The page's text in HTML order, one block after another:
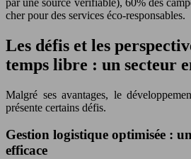
cher pour des services éco-responsables.
Les défis et les
temps libre : un secteur
Malgré ses avantages, le
présente certains défis.
Gestion logistique optimisée :
efficace